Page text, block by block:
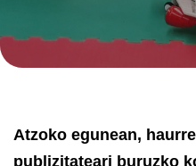
Atzoko egunean,
publizitateari buruzko